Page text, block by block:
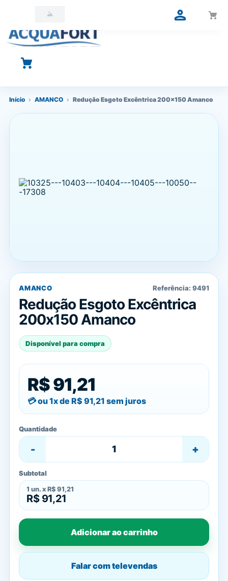
O que você está procurando?
Início › AMANCO › Redução Esgoto Excêntrica 200x150 Amanco
AMANCO Referência: 9491
Redução Esgoto Excêntrica
200x150 Amanco
Disponível para compra
R$ 91,21
ou 1x de R$ 91,21 sem juros
Quantidade
- +
Subtotal
1 un. x R$ 91,21
R$ 91,21
Adicionar ao carrinho
Falar com televendas